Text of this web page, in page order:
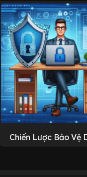
Chiến Lược Bảo Vệ